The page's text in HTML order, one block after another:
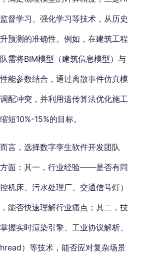
督学习、强化学习等技术，从历史
预测的准确性。例如，在建筑工程
需将BIM模型（建筑信息模型）与
能参数结合，通过离散事件仿真模
配冲突，并利用遗传算法优化施工
短10%-15%的目标。
言，选择数字孪生软件开发团队
面：其一，行业经验——是否有同
机床、污水处理厂、交通信号灯）
能否快速理解行业痛点；其二，技
实时渲染引擎、工业协议解析、
）等技术，能否应对复杂场景